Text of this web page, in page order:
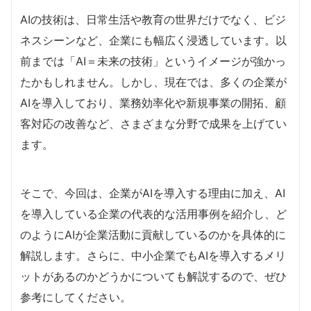
AIの技術は、日常生活や教育の世界だけでなく、ビジ
ネスシーンなど、企業にも幅広く浸透しています。以
前までは「AI＝未来の技術」というイメージが強かっ
たかもしれません。しかし、現在では、多くの企業が
AIを導入しており、業務効率化や新規事業の開拓、顧
客対応の改善など、さまざまな分野で成果を上げてい
ます。
そこで、今回は、企業がAIを導入する理由に加え、AI
を導入している企業の代表的な活用事例を紹介し、ど
のようにAIが企業活動に貢献しているのかを具体的に
解説します。さらに、中小企業でもAIを導入するメリ
ットがあるのかどうかについても解説するので、ぜひ
参考にしてください。